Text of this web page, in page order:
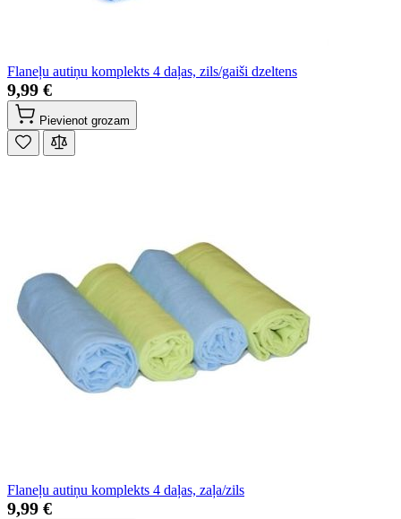
Flaneļu autiņu komplekts 4 daļas, zils/gaiši dzeltens
9,99 €
Pievienot grozam
Flaneļu autiņu komplekts 4 daļas, zaļa/zils
9,99 €